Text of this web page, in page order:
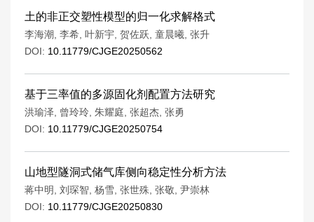
土的非正交塑性模型的归一化求解格式
李海潮 李希 叶新宇 贺佐跃 童晨曦 张升
DOI: 10.11779/CJGE20250562
基于三率值的多源固化剂配置方法研究
洪瑜泽 曾玲玲 朱耀庭 张超杰 张勇
DOI: 10.11779/CJGE20250754
山地型隧洞式储气库侧向稳定性分析方法
蒋中明 刘琛智 杨雪 张世殊 张敬 尹崇林
DOI: 10.11779/CJGE20250830